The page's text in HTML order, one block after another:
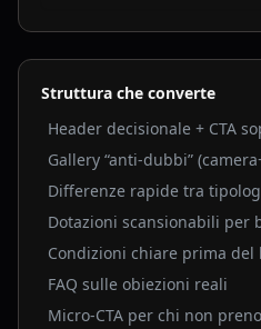
Struttura che converte
Header decisionale + CTA
Gallery “anti-dubbi”
Differenze rapide tra
Dotazioni scansionabili per
Condizioni chiare prima del
FAQ sulle obiezioni reali
Micro-CTA per chi non